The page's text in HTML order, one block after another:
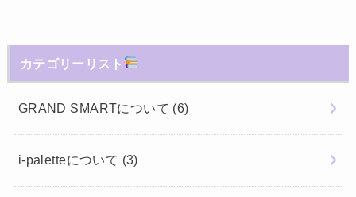
カテゴリーリスト
GRAND SMARTについて (6)
i-paletteについて (3)